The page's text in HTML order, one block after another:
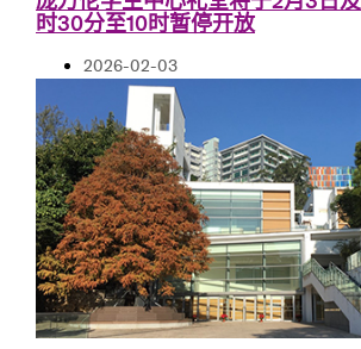
时30分至10时暂停开放
2026-02-03